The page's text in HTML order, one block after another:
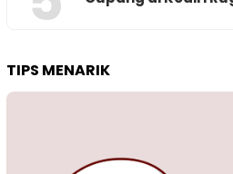
TIPS MENARIK